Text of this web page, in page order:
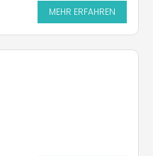
MEHR ERFAHREN